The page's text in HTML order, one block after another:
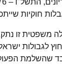
חוקיות
לגבולות
הפעולה תבוצע